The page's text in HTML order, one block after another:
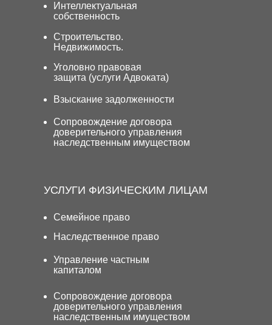
УСЛУГИ ФИЗИЧЕСКИМ ЛИЦАМ
Семейное право
Наследственное право
Управление частным
капиталом
Интеллектуальная
собственность
Уголовно правовая
защита (услуги Адвоката)
Строительство.
Недвижимость.
Взыскание задолженности
Сопровождение договора
доверительного управления
наследственным имуществом
Сопровождение договора
доверительного управления
наследственным имуществом